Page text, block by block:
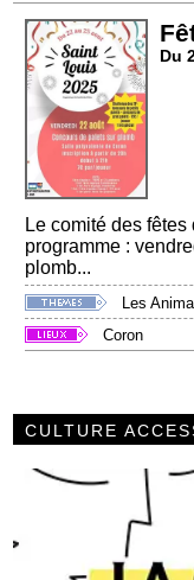
Du
Le comité des
programme :
plomb...
Les
Coron
CULTURE